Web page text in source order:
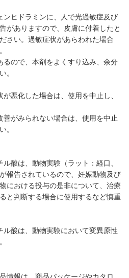
ヒドラミンに、人で光過敏症及び
がありますので、皮膚に付着したと
さい。過敏症状があらわれた場合
ので、本剤をよくすり込み、余分
。
悪化した場合は、使用を中止し、
がみられない場合は、使用を中止
。
酸は、動物実験（ラット：経口、
報告されているので、妊娠動物及び
における投与の是非について、治療
と判断する場合に使用するなど慎重
酸は、動物実験において変異原性